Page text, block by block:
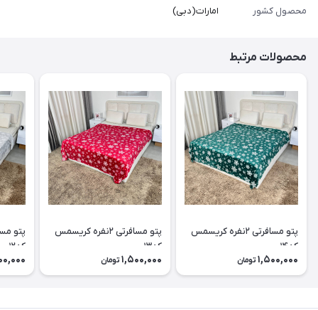
محصول کشور امارات(دبی)
محصولات مرتبط
پتو مسافرتی ۲نفره کریسمس
کد۱۴
1,500,000 تومان
پتو مسافرتی ۲نفره کریسمس
کد۱۳
1,500,000 تومان
کد۱۲